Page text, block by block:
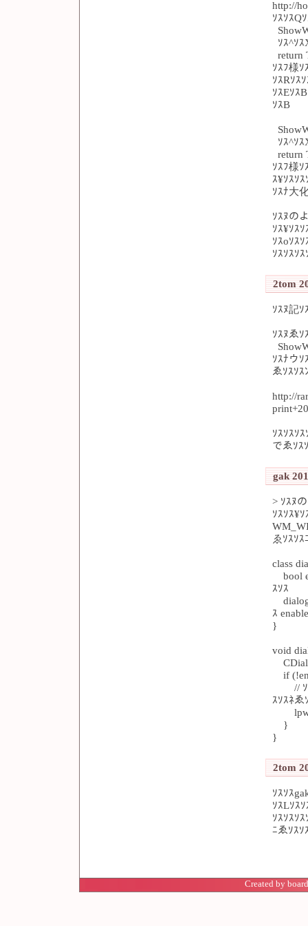
http://
ｿｽｿｽQ
ｿｽ^ｿｽ
return
ｿｽﾌ様ｿ
ｿｽRｿｽ
ｿｽEｿｽ
ｿｽB
ｿｽ^ｿｽ
return
ｿｽﾌ様ｿ
ｽ¥ｿｽｿ
ｿｽﾅ大
ｿｽﾇの
ｿｽ¥ｿｽ
ｿｽoｿｽ
ｿｽｿｽｿ
2tom
ｿｽﾇ記ｿ
ｿｽﾇゑｿ
ｿｽﾅウｿ
ゑｿｽｿｽ
http://
ｿｽｿｽｿ
でゑｿｽ
gak
> ｿｽﾇ
ｿｽｿｽ¥
ゑｿｽｿｽ
class
bool
ｽｿｽ
ｽ
}
void
if
// ｿｽｿ
ｽｿｽﾈゑ
}
}
2tom
ｿｽｿｽ
ｿｽLｿｽ
ｿｽｿｽｿ
ﾆゑｿｽｿ
Created by